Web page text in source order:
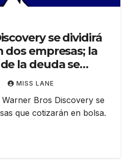
se dividirá
empresas; la
la deuda se
de cine
MISS LANE
Bros Discovery se
que cotizarán en bolsa.